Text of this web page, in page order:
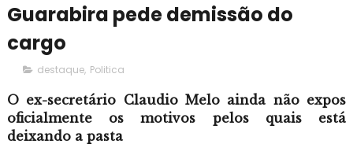
Guarabira pede demissão do
cargo
destaque, Politica
O ex-secretário Claudio Melo ainda não expos
oficialmente os motivos pelos quais está
deixando a pasta